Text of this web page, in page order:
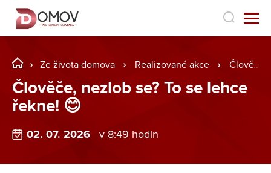
Ze života domova Realizované akce Člověče, nezlob se? To se lehce řekne! 😊
Člověče, nezlob se? To se lehce
řekne! 😊
02. 07. 2026 v 8:49 hodin